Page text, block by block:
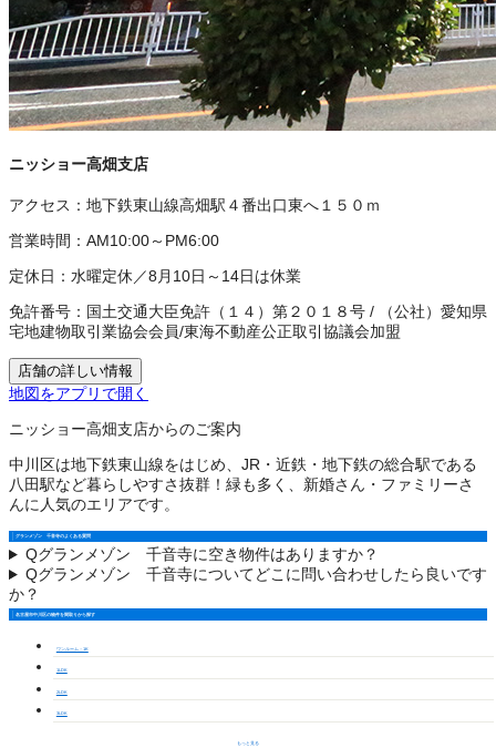
ニッショー高畑支店
アクセス： 地下鉄東山線高畑駅４番出口東へ１５０ｍ
営業時間： AM10:00～PM6:00
定休日： 水曜定休／8月10日～14日は休業
免許番号： 国土交通大臣免許（１４）第２０１８号 /
（公社）愛知県
宅地建物取引業協会会員/東海不動産公正取引協議会加盟
店舗の詳しい情報
地図をアプリで開く
ニッショー高畑支店からのご案内
中川区は地下鉄東山線をはじめ、JR・近鉄・地下鉄の総合駅である
八田駅など暮らしやすさ抜群！緑も多く、新婚さん・ファミリーさ
んに人気のエリアです。
グランメゾン 千音寺のよくある質問
Qグランメゾン 千音寺に空き物件はありますか？
Qグランメゾン 千音寺についてどこに問い合わせしたら良いです
か？
名古屋市中川区の物件を間取りから探す
ワンルーム・1K
1LDK
2LDK
3LDK
もっと見る